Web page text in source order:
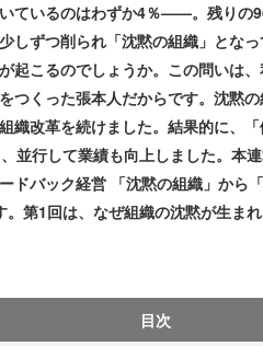
ているのはわずか4％——。残りの
しずつ削られ「沈黙の組織」とな
起こるのでしょうか。この問いは、
つくった張本人だからです。沈黙
織改革を続けました。結果的に、
並行して業績も向上しました。本
ドバック経営 「沈黙の組織」から
第1回は、なぜ組織の沈黙が生ま
目次